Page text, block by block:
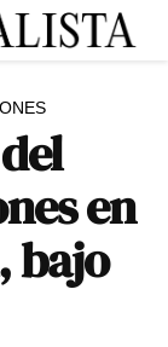
en
bajo